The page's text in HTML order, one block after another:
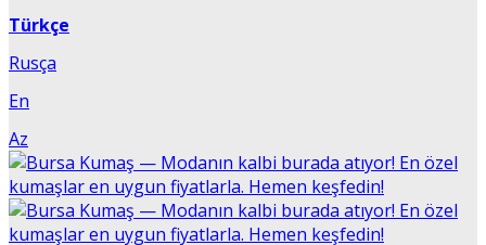
Türkçe
Rusça
En
Az